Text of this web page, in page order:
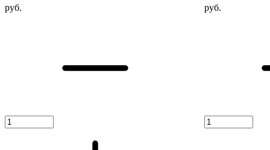
руб.
руб.